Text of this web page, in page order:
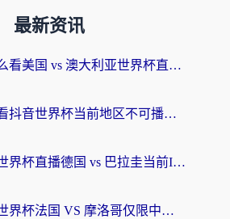
最新资讯
在国外怎么看美国 vs 澳大利亚世界杯直播？海外党必藏的中文解说观赛指南
在加拿大看抖音世界杯当前地区不可播放？海外党体育观赛终极指南
在海外看世界杯直播德国 vs 巴拉圭当前IP受限制？这篇指南帮你轻松解决地区限制
在国外看世界杯法国 VS 摩洛哥仅限中国大陆？别让地域限制拦下你的欢呼